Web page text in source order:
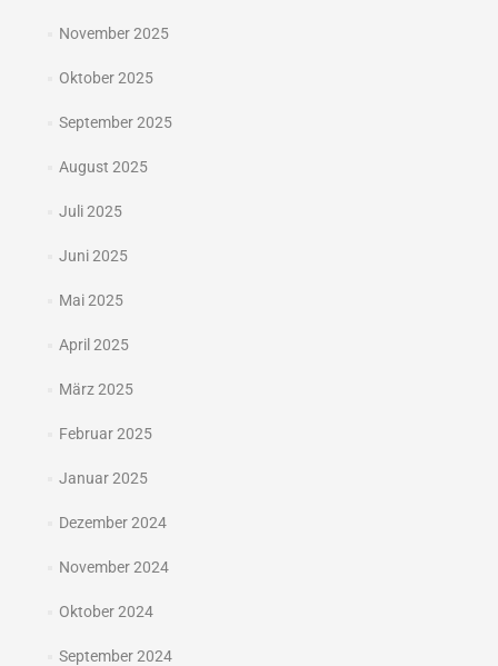
November 2025
Oktober 2025
September 2025
August 2025
Juli 2025
Juni 2025
Mai 2025
April 2025
März 2025
Februar 2025
Januar 2025
Dezember 2024
November 2024
Oktober 2024
September 2024